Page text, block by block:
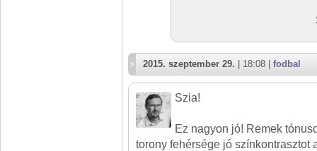
2015. szeptember 29. | 18:08 | fodbal
Szia!
Ez nagyon jó! Remek
torony fehérsége jó színkontrasztot